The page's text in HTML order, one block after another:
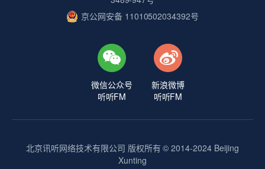
京公网安备 11010502034392号
微信公众号
听听FM
新浪微博
听听FM
北京讯听网络技术有限公司 版权所有 © 2014-2024 Beijing
Xunting